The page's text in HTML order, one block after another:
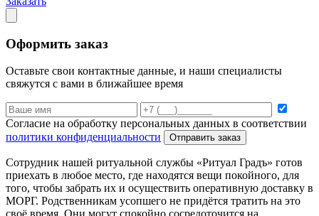
Оформить заказ
Оставьте свои контактные данные, и наши специалисты
свяжутся с вами в ближайшее время
Согласие на обработку персональных данных в соответствии
политики конфиденциальности
Отправить заказ
Сотрудник нашей ритуальной службы «Ритуал Градъ» готов
приехать в любое место, где находятся вещи покойного, для
того, чтобы забрать их и осуществить оперативную доставку в
МОРГ. Родственникам усопшего не придётся тратить на это